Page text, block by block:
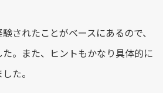
されたことがベースにあるので、
。また、ヒントもかなり具体的に
た。